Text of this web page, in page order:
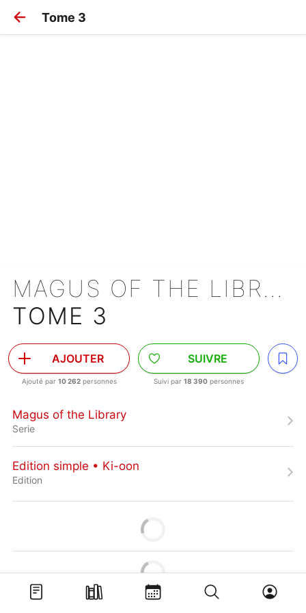
Tome 3
MAGUS OF THE LIBRARY
TOME 3
AJOUTER
Ajouté par 10 262personnes
SUIVRE
Suivi par 18 390 personnes
Magus of the Library
Serie
Edition simple • Ki-oon
Edition